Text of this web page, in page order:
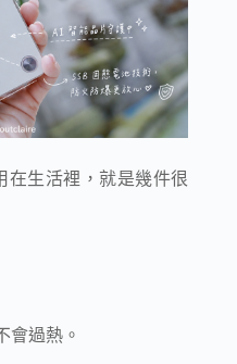
在生活裡，就是幾件很
會過熱。